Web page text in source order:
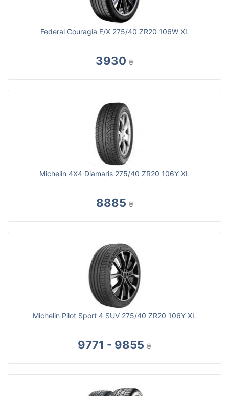
Federal Couragia F/X 275/40 ZR20 106W XL
3930 ₴
Michelin 4X4 Diamaris 275/40 ZR20 106Y XL
8885 ₴
Michelin Pilot Sport 4 SUV 275/40 ZR20 106Y XL
9771 - 9855 ₴